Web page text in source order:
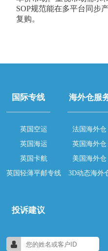
SOP规范能在多平台同步
复购。
国际专线
英国空运
英国海运
英国卡航
英国轻薄平邮专线
海外仓服
法国海外仓
英国海外仓
美国海外仓
3D动态海外
投诉建议